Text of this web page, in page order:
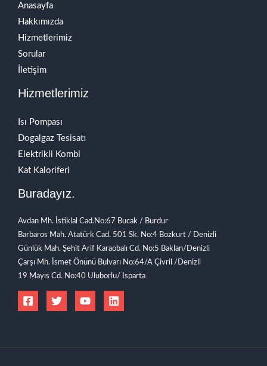
Anasayfa
Hakkımızda
Hizmetlerimiz
Sorular
İletişim
Hizmetlerimiz
Isı Pompası
Dogalgaz Tesisatı
Elektrikli Kombi
Kat Kaloriferi
Buradayız.
Avdan Mh. İstiklal Cad.No:67 Bucak / Burdur
Barbaros Mah. Atatürk Cad. 501 Sk. No:4 Bozkurt / Denizli
Günlük Mah. Şehit Arif Karaobalı Cd. No:5 Baklan/Denizli
Çarşı Mh. İsmet Önünü Bulvarı No:64/A Çivril /Denizli
19 Mayıs Cd. No:40 Uluborlu/ Isparta